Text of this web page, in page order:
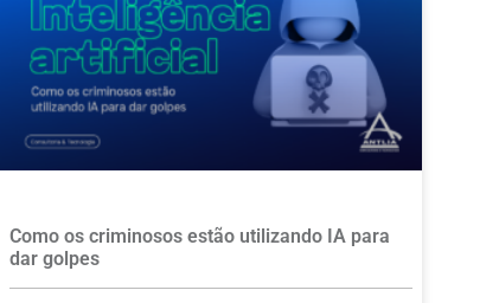
Como os criminosos estão utilizando IA para
dar golpes